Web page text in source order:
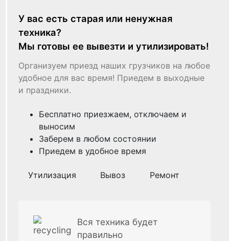
У вас есть старая или ненужная
техника?
Мы готовы ее вывезти и утилизировать!
Организуем приезд наших грузчиков на любое
удобное для вас время! Приедем в выходные
и праздники.
Бесплатно приезжаем, отключаем и
выносим
Заберем в любом состоянии
Приедем в удобное время
Утилизация Вывоз Ремонт
Вся техника будет
правильно